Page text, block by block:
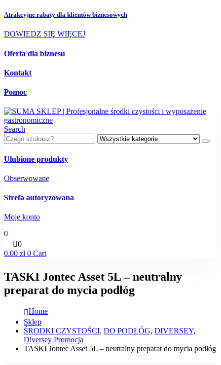
Atrakcyjne rabaty dla klientów biznesowych
DOWIEDZ SIĘ WIĘCEJ
Oferta dla biznesu
Kontakt
Pomoc
Search
Ulubione produkty
Obserwowane
Strefa autoryzowana
Moje konto
0
0
0.00 zł 0 Cart
TASKI Jontec Asset 5L – neutralny
preparat do mycia podłóg
Home
Sklep
ŚRODKI CZYSTOŚCI, DO PODŁÓG, DIVERSEY,
Diversey Promocja
TASKI Jontec Asset 5L – neutralny preparat do mycia podłóg